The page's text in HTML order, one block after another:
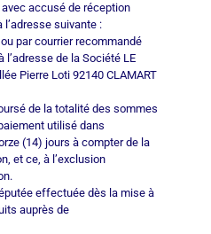
accusé de réception
l’adresse suivante :
par courrier recommandé
de la Société LE
Pierre Loti 92140 CLAMART
de la totalité des sommes
utilisé dans
(14) jours à compter de la
et ce, à l’exclusion
effectuée dès la mise à
auprès de